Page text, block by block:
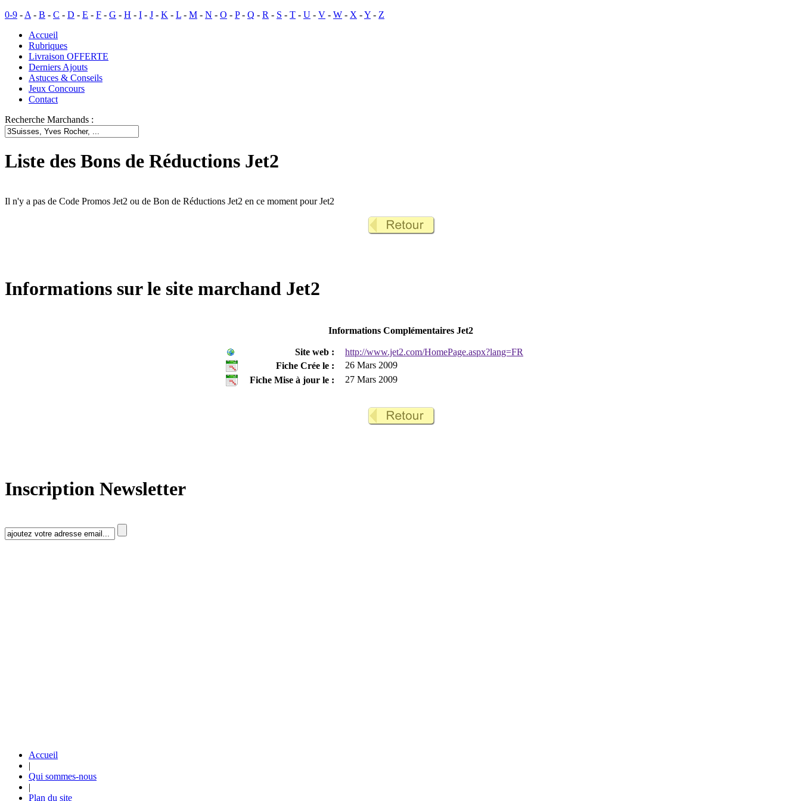
0-9 - A - B - C - D - E - F - G - H - I - J - K - L - M - N - O - P- Q - R - S - T - U - V - W - X -Y - Z
Accueil
Rubriques
Livraison OFFERTE
Derniers Ajouts
Astuces & Conseils
Jeux Concours
Contact
Recherche Marchands :
Liste des Bons de Réductions Jet2
Il n'y a pas de Code Promos Jet2 ou de Bon de Réductions Jet2 en ce moment pour Jet2
Informations sur le site marchand Jet2
Informations Complémentaires Jet2
Site web :
http://www.jet2.com/HomePage.aspx?lang=FR
Fiche Crée le :
26 Mars 2009
Fiche Mise à jour le :
27 Mars 2009
Inscription Newsletter
Accueil
|
Qui sommes-nous
|
Plan du site